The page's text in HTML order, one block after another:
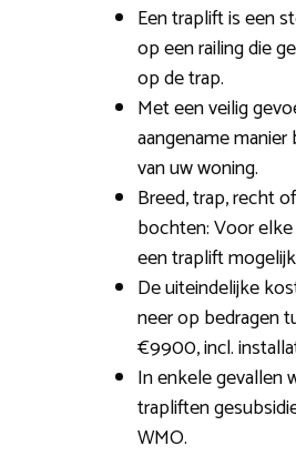
Een traplift is een
op een railing die
op de trap.
Met een veilig
aangename
van uw woning.
Breed, trap, recht
bochten: Voor
een traplift
De uiteindelijke
neer op bedragen
€9900, incl.
In enkele gevallen
trapliften
WMO.